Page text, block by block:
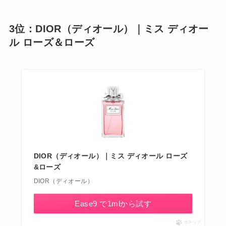
3位：DIOR（ディオール）｜ミス ディオー
ル ローズ＆ローズ
DIOR（ディオール）｜ミス ディオール ローズ
&ローズ
DIOR（ディオール）
Ease9 で1mlから試す
ポチップ